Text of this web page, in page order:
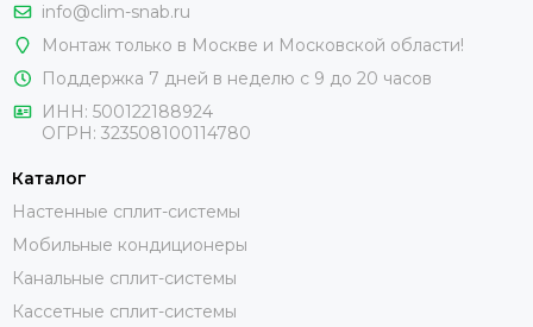
info@clim-snab.ru
Монтаж только в Москве и Московской области!
Поддержка 7 дней в неделю с 9 до 20 часов
ИНН: 500122188924
ОГРН: 323508100114780
Каталог
Настенные сплит-системы
Мобильные кондиционеры
Канальные сплит-системы
Кассетные сплит-системы